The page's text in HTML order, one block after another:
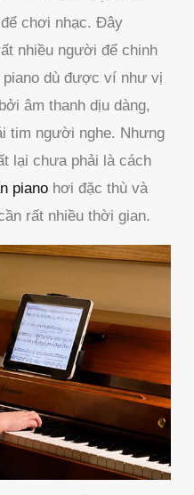
chơi nhạc. Đây
nhiều người để chinh
dù được ví như vị
âm thanh dịu dàng,
tim người nghe. Nhưng
lại chưa phải là cách
piano hơi đặc thù và
rất nhiều thời gian.